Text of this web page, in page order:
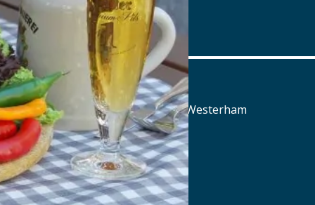
Details
www.oedenturm.de
Aschbacher Hof
Aschbach 3, 83620 Feldkirchen-Westerham
Tel.: Tel.: 08063-80660
Details
www.aschbacher-hof.de